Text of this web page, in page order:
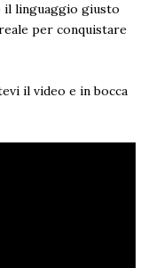
il linguaggio giusto
per conquistare
il video e in bocca